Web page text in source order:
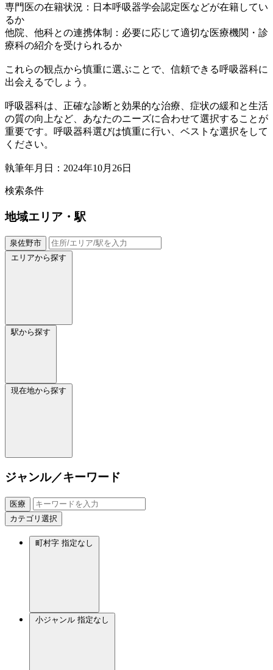
専門医の在籍状況：日本呼吸器学会認定医などが在籍してい
るか
他院、他科との連携体制：必要に応じて適切な医療機関・診
療科の紹介を受けられるか
これらの観点から慎重に選ぶことで、信頼できる呼吸器科に
出会えるでしょう。
呼吸器科は、正確な診断と効果的な治療、症状の緩和と生活
の質の向上など、あなたのニーズに合わせて選択することが
重要です。呼吸器科選びは慎重に行い、ベストな選択をして
ください。
執筆年月日：2024年10月26日
検索条件
地域エリア・駅
泉佐野市
エリアから探す
駅から探す
現在地から探す
ジャンル／キーワード
医療
カテゴリ選択
町村字 指定なし
小ジャンル 指定なし